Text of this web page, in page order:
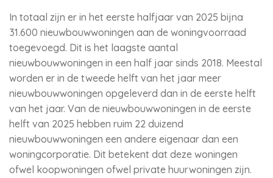
In totaal zijn er in het eerste halfjaar van 2025 bijna
31.600 nieuwbouwwoningen aan de woningvoorraad
toegevoegd. Dit is het laagste aantal
nieuwbouwwoningen in een half jaar sinds 2018. Meestal
worden er in de tweede helft van het jaar meer
nieuwbouwwoningen opgeleverd dan in de eerste helft
van het jaar. Van de nieuwbouwwoningen in de eerste
helft van 2025 hebben ruim 22 duizend
nieuwbouwwoningen een andere eigenaar dan een
woningcorporatie. Dit betekent dat deze woningen
ofwel koopwoningen ofwel private huurwoningen zijn.